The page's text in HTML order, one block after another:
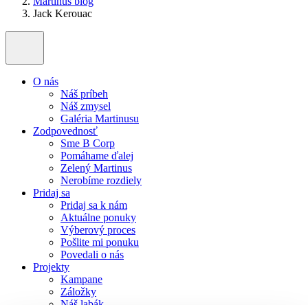
Jack Kerouac
O nás
Náš príbeh
Náš zmysel
Galéria Martinusu
Zodpovednosť
Sme B Corp
Pomáhame ďalej
Zelený Martinus
Nerobíme rozdiely
Pridaj sa
Pridaj sa k nám
Aktuálne ponuky
Výberový proces
Pošlite mi ponuku
Povedali o nás
Projekty
Kampane
Záložky